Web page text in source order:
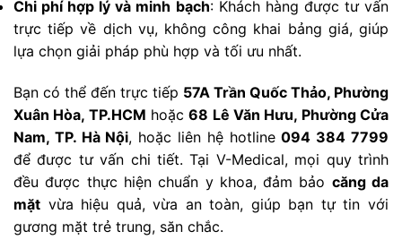
Chi phí hợp lý và minh bạch: Khách hàng được tư vấn
trực tiếp về dịch vụ, không công khai bảng giá, giúp
lựa chọn giải pháp phù hợp và tối ưu nhất.
Bạn có thể đến trực tiếp 57A Trần Quốc Thảo, Phường
Xuân Hòa, TP.HCM hoặc68 Lê Văn Hưu, Phường Cửa
Nam, TP. Hà Nội, hoặc liên hệ hotline094 384 7799
để được tư vấn chi tiết. Tại V-Medical, mọi quy trình
đều được thực hiện chuẩn y khoa, đảm bảo căng da
mặt vừa hiệu quả, vừa an toàn, giúp bạn tự tin với
gương mặt trẻ trung, săn chắc.